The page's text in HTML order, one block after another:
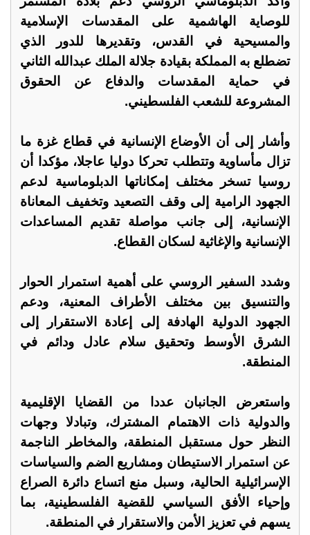
للوصاية الهاشمية على المقدسات الإسلامية
والمسيحية في القدس، وتقديرها للدور الذي
تضطلع به المملكة بقيادة جلالة الملك عبدالله الثاني
في حماية المقدسات والدفاع عن الحقوق
المشروعة للشعب الفلسطيني.
وأشار إلى أن الأوضاع الإنسانية في قطاع غزة ما
تزال مأساوية وتتطلب تحركا دوليا عاجلا، مؤكدا أن
روسيا تسخر مختلف إمكاناتها الدبلوماسية لدعم
الجهود الرامية إلى وقف التصعيد وتخفيف المعاناة
الإنسانية، إلى جانب مواصلة تقديم المساعدات
الإنسانية والإغاثية لسكان القطاع.
وشدد السفير الروسي على أهمية استمرار الحوار
والتنسيق بين مختلف الأطراف المعنية، ودعم
الجهود الدولية الهادفة إلى إعادة الاستقرار إلى
الشرق الأوسط وتحقيق سلام عادل ودائم في
المنطقة.
واستعرض الجانبان عددا من القضايا الإقليمية
والدولية ذات الاهتمام المشترك، وتبادلا وجهات
النظر حول مستقبل المنطقة، والمخاطر الناجمة
عن استمرار الاستيطان ومشاريع الضم والسياسات
الإسرائيلية الحالية، وسبل منع اتساع دائرة الصراع
وإحياء الأفق السياسي للقضية الفلسطينية، بما
يسهم في تعزيز الأمن والاستقرار في المنطقة.